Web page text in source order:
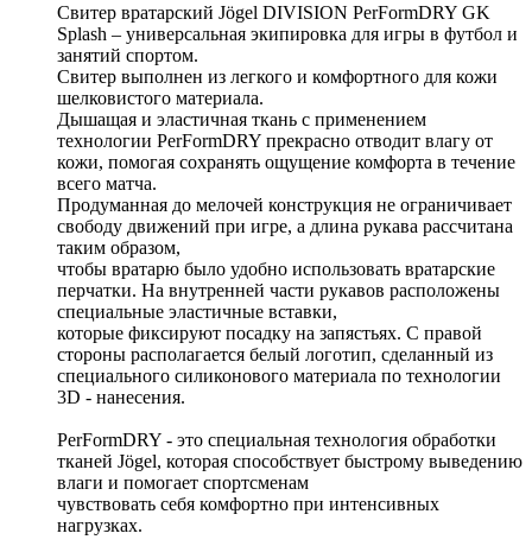
Свитер вратарский Jögel DIVISION PerFormDRY GK
Splash – универсальная экипировка для игры в футбол и
занятий спортом.
Свитер выполнен из легкого и комфортного для кожи
шелковистого материала.
Дышащая и эластичная ткань с применением
технологии PerFormDRY прекрасно отводит влагу от
кожи, помогая сохранять ощущение комфорта в течение
всего матча.
Продуманная до мелочей конструкция не ограничивает
свободу движений при игре, а длина рукава рассчитана
таким образом,
чтобы вратарю было удобно использовать вратарские
перчатки. На внутренней части рукавов расположены
специальные эластичные вставки,
которые фиксируют посадку на запястьях. С правой
стороны располагается белый логотип, сделанный из
специального силиконового материала по технологии
3D - нанесения.
PerFormDRY - это специальная технология обработки
тканей Jögel, которая способствует быстрому выведению
влаги и помогает спортсменам
чувствовать себя комфортно при интенсивных
нагрузках.